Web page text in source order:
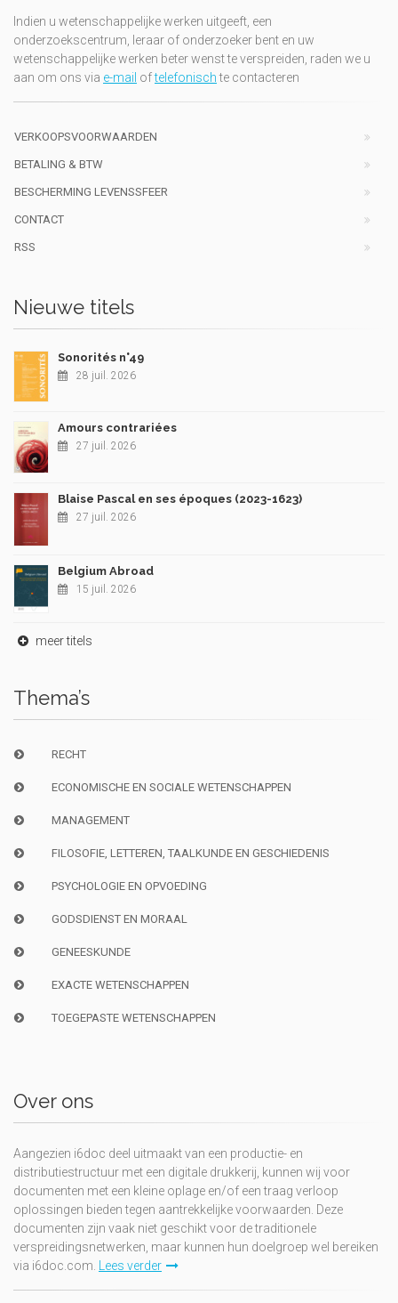
Indien u wetenschappelijke werken uitgeeft, een
onderzoekscentrum, leraar of onderzoeker bent en uw
wetenschappelijke werken beter wenst te verspreiden, raden we u
aan om ons via e-mail oftelefonischte contacteren
VERKOOPSVOORWAARDEN
BETALING & BTW
BESCHERMING LEVENSSFEER
CONTACT
RSS
Nieuwe titels
Sonorités n°49
28 juil. 2026
Amours contrariées
27 juil. 2026
Blaise Pascal en ses époques (2023-1623)
27 juil. 2026
Belgium Abroad
15 juil. 2026
meer titels
Thema’s
RECHT
ECONOMISCHE EN SOCIALE WETENSCHAPPEN
MANAGEMENT
FILOSOFIE, LETTEREN, TAALKUNDE EN GESCHIEDENIS
PSYCHOLOGIE EN OPVOEDING
GODSDIENST EN MORAAL
GENEESKUNDE
EXACTE WETENSCHAPPEN
TOEGEPASTE WETENSCHAPPEN
Over ons
Aangezien i6doc deel uitmaakt van een productie- en
distributiestructuur met een digitale drukkerij, kunnen wij voor
documenten met een kleine oplage en/of een traag verloop
oplossingen bieden tegen aantrekkelijke voorwaarden. Deze
documenten zijn vaak niet geschikt voor de traditionele
verspreidingsnetwerken, maar kunnen hun doelgroep wel bereiken
via i6doc.com. Lees verder